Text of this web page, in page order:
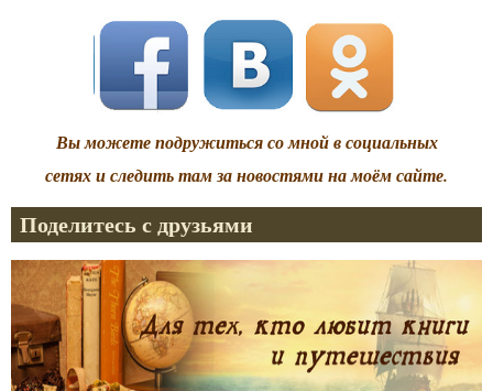
Вы можете подружиться со мной в социальных
сетях и следить там за новостями на моём сайте.
Поделитесь с друзьями